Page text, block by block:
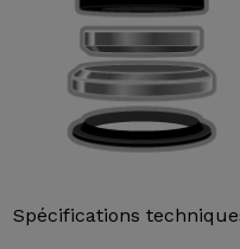
Spécifications